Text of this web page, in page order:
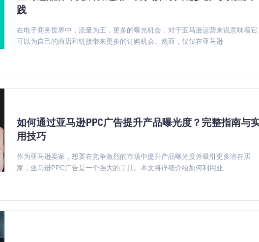
践
在电子商务世界中，流量为王，更多的曝光机会，对于亚马逊运营来说意味着它
可以为自己的商店和链接带来更多的订购机会。然而，仅仅在亚马逊
如何通过亚马逊PPC广告提升产品曝光度？完整指南与
用技巧
作为亚马逊卖家，想要在竞争激烈的市场中提升产品曝光度并吸引更多潜在买
家，亚马逊PPC广告是一个强大的工具。本文将详细介绍如何利用亚